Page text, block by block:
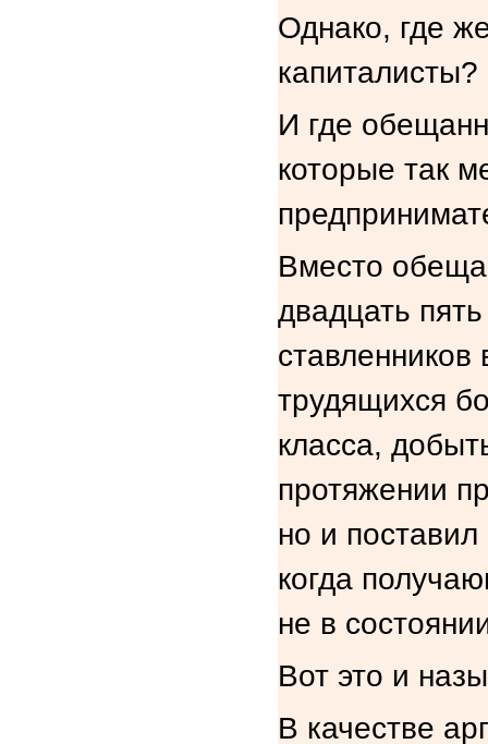
Однако, где
капиталисты?
И где
которые так
Вместо
двадцать
трудящихся
класса,
протяжении
но и
когда
не в
Вот это и
В качестве